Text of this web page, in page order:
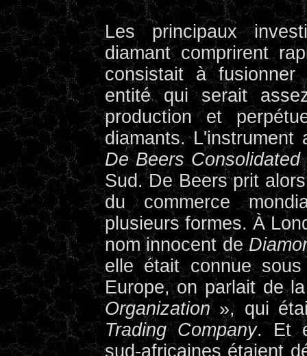
Les principaux
diamant comprirent
consistait à
entité qui serait
production et
diamants.
De Beers
Sud. De Beers prit
du commerce
plusieurs formes. À
nom innocent de
elle était connue
Europe, on parlait de
Organization», qui
Trading Company. Et
sud-africaines étaient